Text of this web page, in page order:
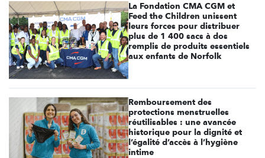
La Fondation CMA CGM et
Feed the Children unissent
leurs forces pour distribuer
plus de 1 400 sacs à dos
remplis de produits essentiels
aux enfants de Norfolk
Remboursement des
protections menstruelles
réutilisables : une avancée
historique pour la dignité et
l’égalité d’accès à l’hygiène
intime